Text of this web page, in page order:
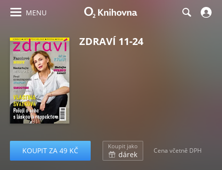
MENU
ZDRAVÍ 11-24
KOUPIT ZA 49 KČ Koupit jako
dárek Cena včetně DPH